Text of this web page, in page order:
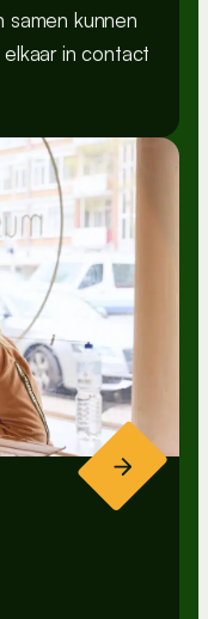
samen kunnen
in contact